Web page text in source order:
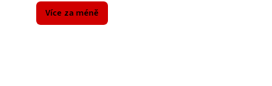
Více za méně